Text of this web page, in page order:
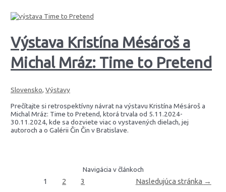
Výstava Kristína Mésároš a
Michal Mráz: Time to Pretend
Slovensko,Výstavy
Prečítajte si retrospektívny návrat na výstavu Kristína Mésároš a
Michal Mráz: Time to Pretend, ktorá trvala od 5.11.2024-
30.11.2024, kde sa dozviete viac o vystavených dielach, jej
autoroch a o Galérii Čin Čin v Bratislave.
Navigácia v článkoch
1 2 3 Nasledujúca stránka →